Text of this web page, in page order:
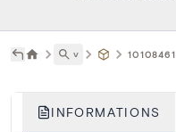
˅ 10108461
INFORMATIONS